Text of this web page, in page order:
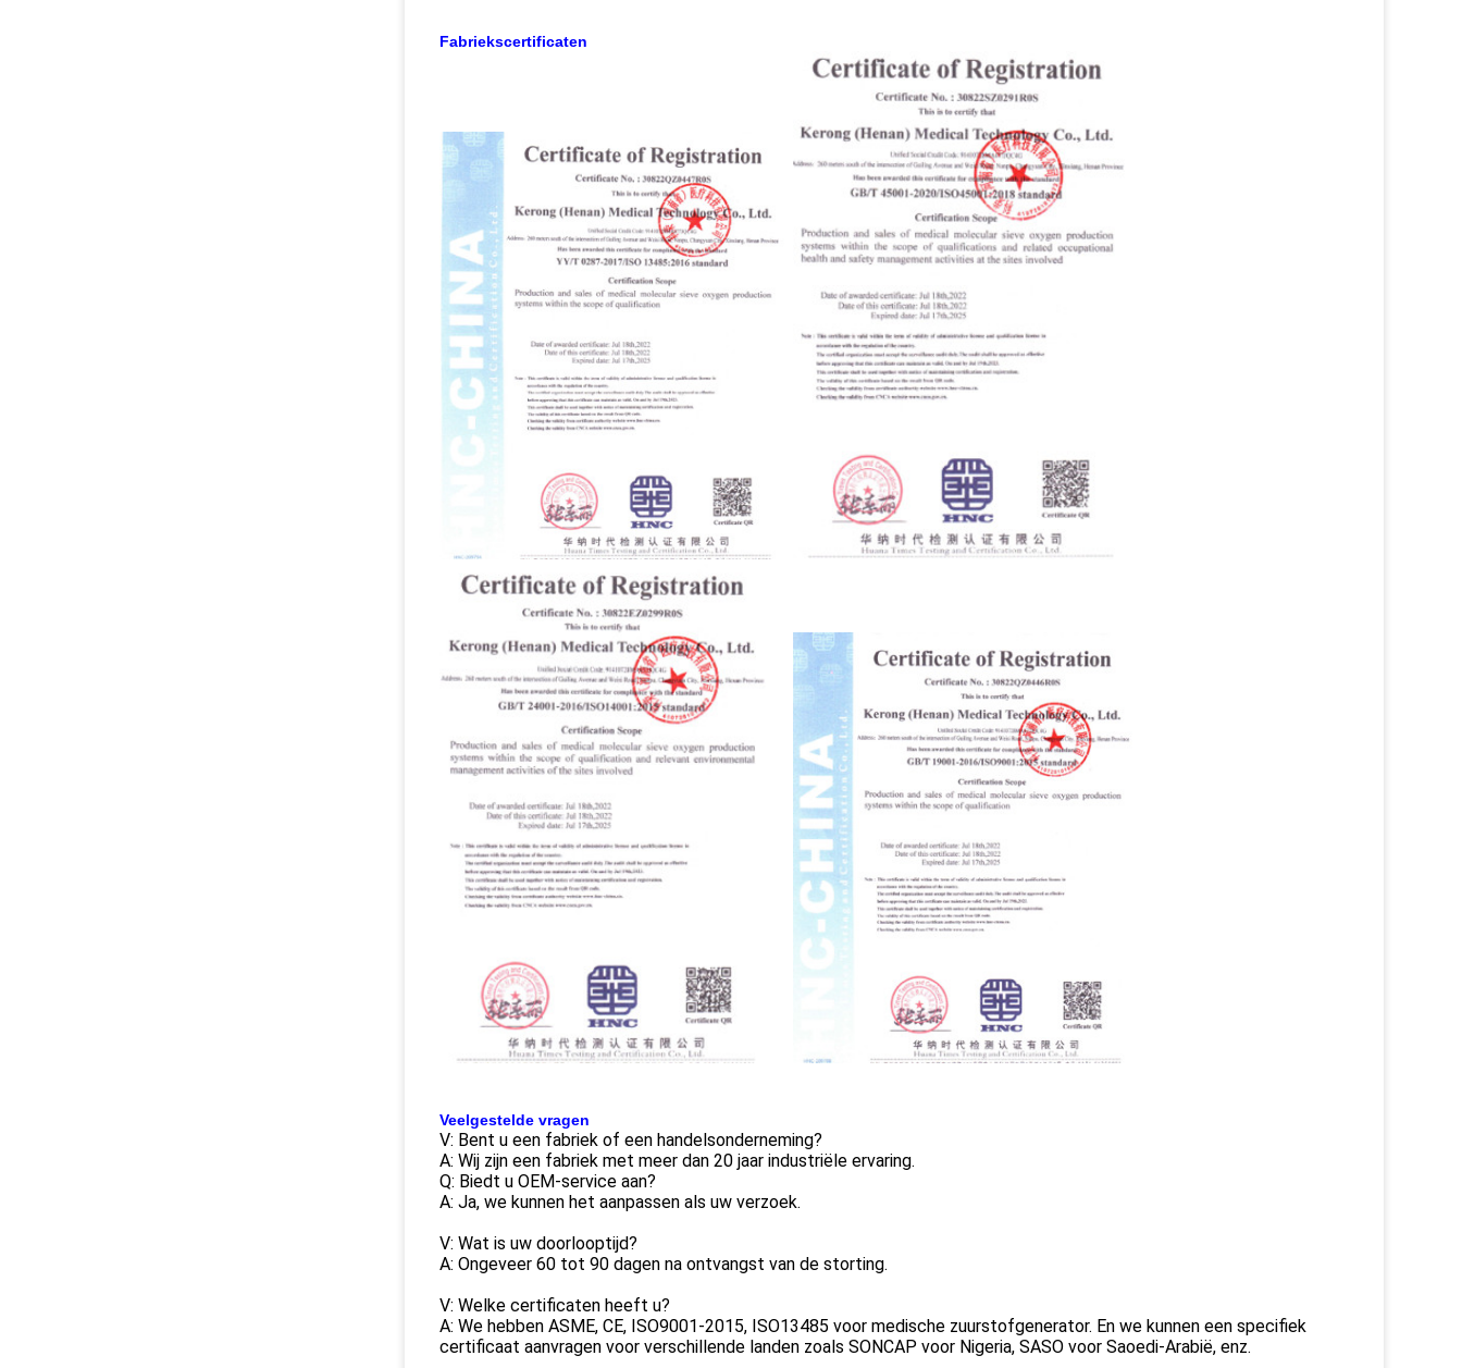
Fabriekscertificaten
Veelgestelde vragen
V: Bent u een fabriek of een handelsonderneming?
A: Wij zijn een fabriek met meer dan 20 jaar industriële ervaring.
Q: Biedt u OEM-service aan?
A: Ja, we kunnen het aanpassen als uw verzoek.
V: Wat is uw doorlooptijd?
A: Ongeveer 60 tot 90 dagen na ontvangst van de storting.
V: Welke certificaten heeft u?
A: We hebben ASME, CE, ISO9001-2015, ISO13485 voor medische zuurstofgenerator. En we kunnen een specifiek
certificaat aanvragen voor verschillende landen zoals SONCAP voor Nigeria, SASO voor Saoedi-Arabië, enz.